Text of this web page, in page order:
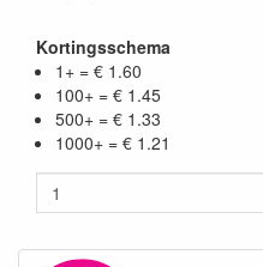
Kortingsschema
1+ = € 1.60
100+ = € 1.45
500+ = € 1.33
1000+ = € 1.21